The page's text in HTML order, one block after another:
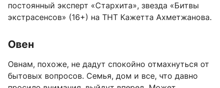
постоянный эксперт «Стархита», звезда «Битвы
экстрасенсов» (16+) на ТНТ Кажетта Ахметжанова.
Овен
Овнам, похоже, не дадут спокойно отмахнуться от
бытовых вопросов. Семья, дом и все, что давно